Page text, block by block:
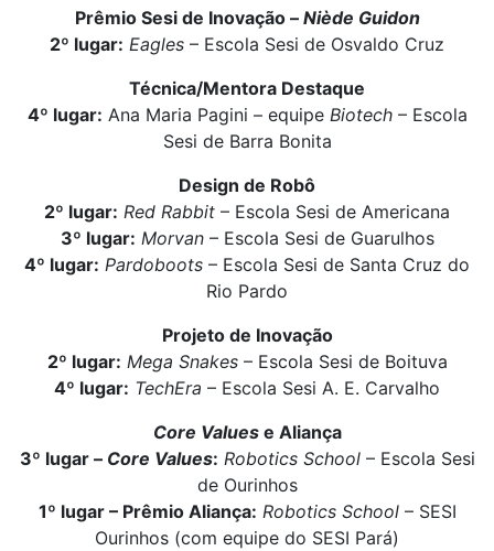
Prêmio Sesi de Inovação – Niède Guidon
2º lugar: Eagles – Escola Sesi de Osvaldo Cruz
Técnica/Mentora Destaque
4º lugar: Ana Maria Pagini – equipe Biotech– Escola
Sesi de Barra Bonita
Design de Robô
2º lugar: Red Rabbit – Escola Sesi de Americana
3º lugar: Morvan– Escola Sesi de Guarulhos
4º lugar: Pardoboots – Escola Sesi de Santa Cruz do
Rio Pardo
Projeto de Inovação
2º lugar: Mega Snakes– Escola Sesi de Boituva
4º lugar: TechEra – Escola Sesi A. E. Carvalho
Core Valuese Aliança
3º lugar – Core Values: Robotics School– Escola Sesi
de Ourinhos
1º lugar – Prêmio Aliança: Robotics School – SESI
Ourinhos (com equipe do SESI Pará)